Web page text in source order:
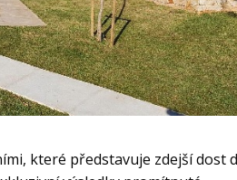
které představuje zdejší dost